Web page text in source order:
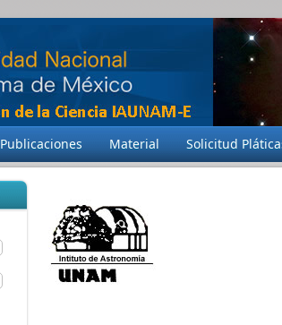
Publicaciones Material Solicitud